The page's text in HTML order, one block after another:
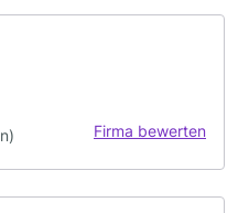
Firma bewerten